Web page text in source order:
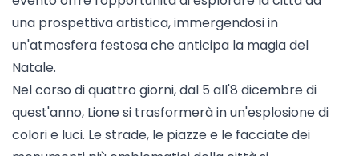
una prospettiva artistica, immergendosi in
un'atmosfera festosa che anticipa la magia del
Natale.
Nel corso di quattro giorni, dal 5 all'8 dicembre di
quest'anno, Lione si trasformerà in un'esplosione di
colori e luci. Le strade, le piazze e le facciate dei